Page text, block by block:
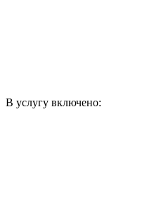
В услугу включено: